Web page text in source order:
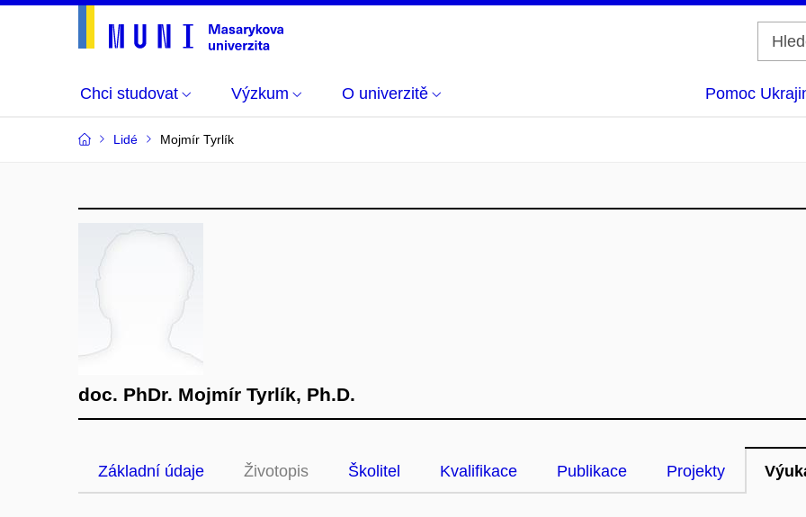
Chci studovat Výzkum O univerzitě Pomoc
Lidé Mojmír Tyrlík
doc. PhDr. Mojmír Tyrlík, Ph.D.
Základní údaje Životopis Školitel Kvalifikace Publikace Projekty